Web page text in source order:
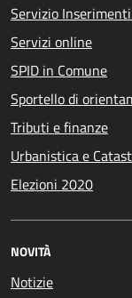
Servizio
Servizi online
SPID in Comune
Sportello di
Tributi e finanze
Urbanistica e
Elezioni 2020
NOVITÀ
Notizie